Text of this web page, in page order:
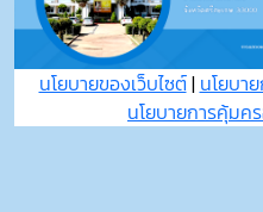
นโยบายของเว็บไซต์| นโยบา
นโยบายการคุ้ม